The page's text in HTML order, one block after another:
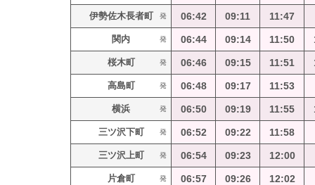
伊勢佐木長者町 発 06:42 09:11 11:47
関内 発 06:44 09:14 11:50
桜木町 発 06:46 09:15 11:51
高島町 発 06:48 09:17 11:53
横浜 発 06:50 09:19 11:55
三ツ沢下町 発 06:52 09:22 11:58
三ツ沢上町 発 06:54 09:23 12:00
片倉町 発 06:57 09:26 12:02